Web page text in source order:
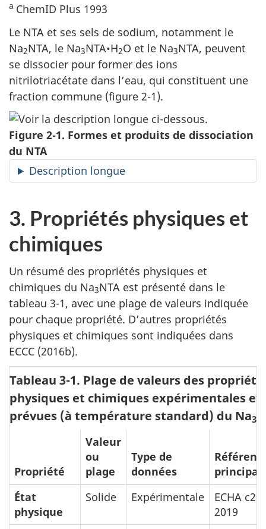
a ChemID Plus 1993
Le NTA et ses sels de sodium, notamment le
Na2NTA, le Na3NTA•H2O et le Na3NTA, peuvent
se dissocier pour former des ions
nitrilotriacétate dans l’eau, qui constituent une
fraction commune (figure 2-1).
Figure 2‑1. Formes et produits de dissociation
du NTA
Description longue
3. Propriétés physiques et
chimiques
Un résumé des propriétés physiques et
chimiques du Na3NTA est présenté dans le
tableau 3-1, avec une plage de valeurs indiquée
pour chaque propriété. D’autres propriétés
physiques et chimiques sont indiquées dans
ECCC (2016b).
Tableau 3-1. Plage de valeurs des
physiques et chimiques expérimentales et
prévues (à température standard) du Na3
Propriété
Valeur
ou
plage
Type de
données
État
physique
Solide Expérimentale
ECHA
2019